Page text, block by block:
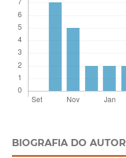
BIOGRAFIA DO AUTOR